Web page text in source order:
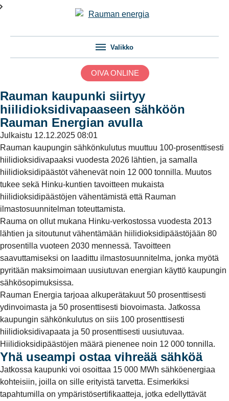
Valikko
OIVA ONLINE
Rauman kaupunki siirtyy
hiilidioksidivapaaseen sähköön
Rauman Energian avulla
Julkaistu 12.12.2025 08:01
Rauman kaupungin sähkönkulutus muuttuu 100-prosenttisesti
hiilidioksidivapaaksi vuodesta 2026 lähtien, ja samalla
hiilidioksidipäästöt vähenevät noin 12 000 tonnilla. Muutos
tukee sekä Hinku-kuntien tavoitteen mukaista
hiilidioksidipäästöjen vähentämistä että Rauman
ilmastosuunnitelman toteuttamista.
Rauma on ollut mukana Hinku-verkostossa vuodesta 2013
lähtien ja sitoutunut vähentämään hiilidioksidipäästöjään 80
prosentilla vuoteen 2030 mennessä. Tavoitteen
saavuttamiseksi on laadittu ilmastosuunnitelma, jonka myötä
pyritään maksimoimaan uusiutuvan energian käyttö kaupungin
sähkösopimuksissa.
Rauman Energia tarjoaa alkuperätakuut 50 prosenttisesti
ydinvoimasta ja 50 prosenttisesti biovoimasta. Jatkossa
kaupungin sähkönkulutus on siis 100 prosenttisesti
hiilidioksidivapaata ja 50 prosenttisesti uusiutuvaa.
Hiilidioksidipäästöjen määrä pienenee noin 12 000 tonnilla.
Yhä useampi ostaa vihreää sähköä
Jatkossa kaupunki voi osoittaa 15 000 MWh sähköenergiaa
kohteisiin, joilla on sille erityistä tarvetta. Esimerkiksi
tapahtumilla on ympäristösertifikaatteja, jotka edellyttävät